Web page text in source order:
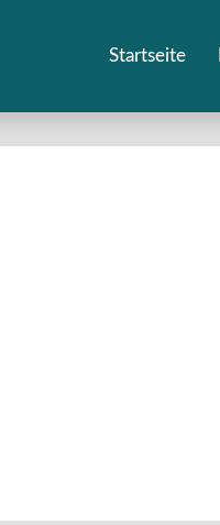
Startseite